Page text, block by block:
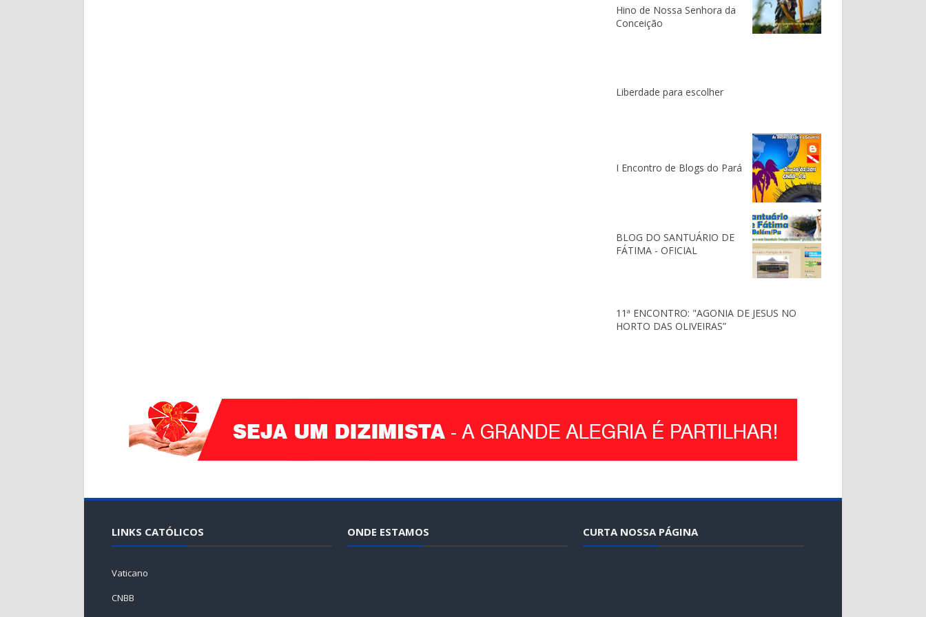
Hino de Nossa Senhora da
Conceição
Liberdade para escolher
I Encontro de Blogs do Pará
BLOG DO SANTUÁRIO DE
FÁTIMA - OFICIAL
11ª ENCONTRO: "AGONIA DE JESUS NO
HORTO DAS OLIVEIRAS”
LINKS CATÓLICOS
Vaticano
CNBB
ONDE ESTAMOS CURTA NOSSA PÁGINA